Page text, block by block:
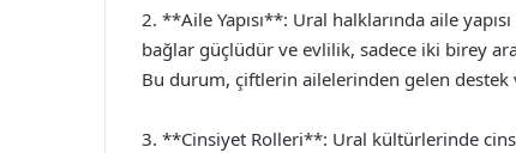
2. **Aile Yapısı**: Ural halklarında aile
bağlar güçlüdür ve evlilik, sadece iki birey
Bu durum, çiftlerin ailelerinden gelen destek
3. **Cinsiyet Rolleri**: Ural kültürlerinde